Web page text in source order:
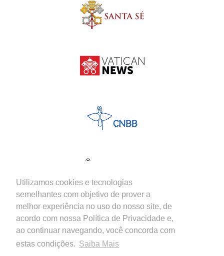
Utilizamos cookies e tecnologias
semelhantes com objetivo de prover a
melhor experiência no uso do nosso site, de
acordo com nossa Política de Privacidade e,
ao continuar navegando, você concorda com
estas condições. Saiba Mais